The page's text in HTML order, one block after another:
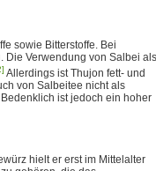
sowie Bitterstoffe. Bei
Die Verwendung von Salbei als
Allerdings ist Thujon fett- und
von Salbeitee nicht als
ist jedoch ein hoher
hielt er erst im Mittelalter